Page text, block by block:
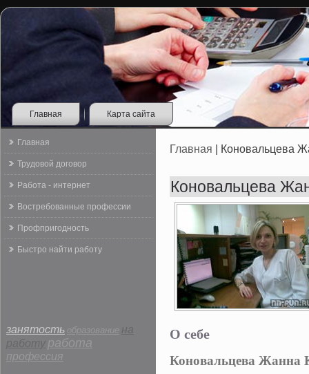
Главная Карта сайта
Главная
Трудовой договор
Работа - интернет
Востребованные профессии
Профпригодность
Быстро найти работу
занятость образование на
работу работа
профессия
Главная | Коновальцева
Коновальцева
О себе
Коновальцева Жанна